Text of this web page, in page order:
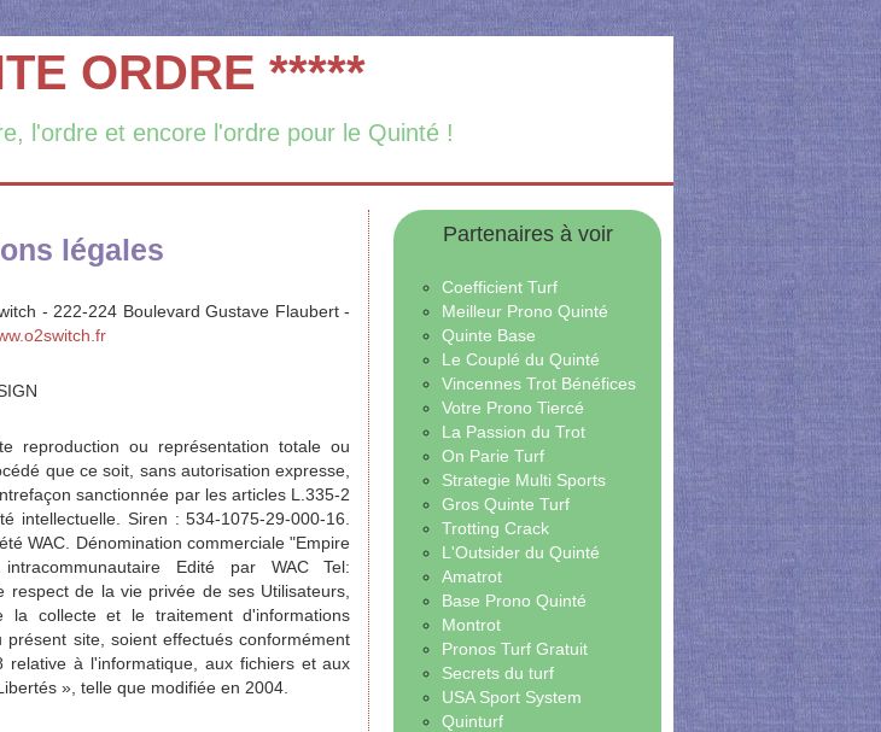
ORDRE *****
l'ordre et encore l'ordre pour le Quinté !
légales
- 222-224 Boulevard Gustave Flaubert -
reproduction ou représentation totale ou
que ce soit, sans autorisation expresse,
sanctionnée par les articles L.335-2
intellectuelle. Siren : 534-1075-29-000-16.
WAC. Dénomination commerciale "Empire
Edité par WAC Tel:
de la vie privée de ses Utilisateurs,
collecte et le traitement d'informations
site, soient effectués conformément
à l'informatique, aux fichiers et aux
», telle que modifiée en 2004.
Partenaires à voir
Coefficient Turf
Meilleur Prono Quinté
Quinte Base
Le Couplé du Quinté
Vincennes Trot Bénéfices
Votre Prono Tiercé
La Passion du Trot
On Parie Turf
Strategie Multi Sports
Gros Quinte Turf
Trotting Crack
L'Outsider du Quinté
Amatrot
Base Prono Quinté
Montrot
Pronos Turf Gratuit
Secrets du turf
USA Sport System
Quinturf